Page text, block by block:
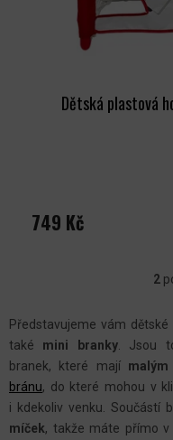
Dětská plastová
749 Kč
2
Představujeme vám
také mini branky. Jsou
branek, které mají
bránu, do které mohou v
i kdekoliv venku. Součástí
míček, takže máte přímo